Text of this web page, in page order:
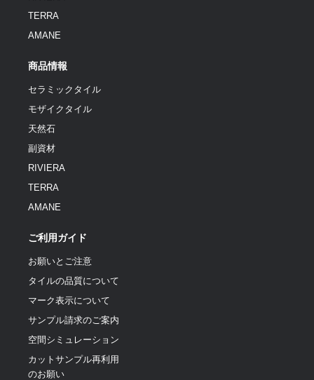
TERRA
AMANE
商品情報
セラミックタイル
モザイクタイル
天然石
副資材
RIVIERA
TERRA
AMANE
ご利用ガイド
お願いとご注意
タイルの品質について
マーク表示について
サンプル請求のご案内
空間シミュレーション
カットサンプル再利用
のお願い